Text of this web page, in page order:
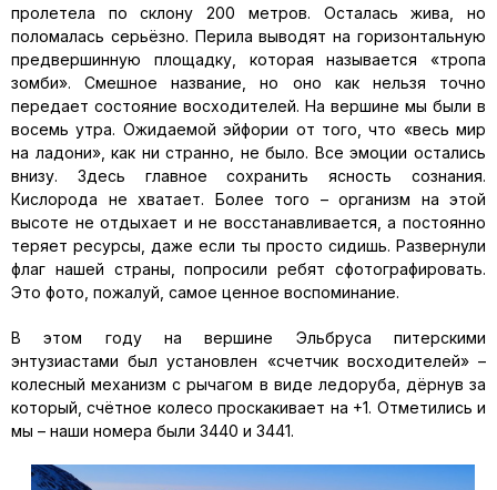
пролетела по склону 200 метров. Осталась жива, но
поломалась серьёзно. Перила выводят на горизонтальную
предвершинную площадку, которая называется «тропа
зомби». Смешное название, но оно как нельзя точно
передает состояние восходителей. На вершине мы были в
восемь утра. Ожидаемой эйфории от того, что «весь мир
на ладони», как ни странно, не было. Все эмоции остались
внизу. Здесь главное сохранить ясность сознания.
Кислорода не хватает. Более того – организм на этой
высоте не отдыхает и не восстанавливается, а постоянно
теряет ресурсы, даже если ты просто сидишь. Развернули
флаг нашей страны, попросили ребят сфотографировать.
Это фото, пожалуй, самое ценное воспоминание.
В этом году на вершине Эльбруса питерскими
энтузиастами был установлен «счетчик восходителей» –
колесный механизм с рычагом в виде ледоруба, дёрнув за
который, счётное колесо проскакивает на +1. Отметились и
мы – наши номера были 3440 и 3441.